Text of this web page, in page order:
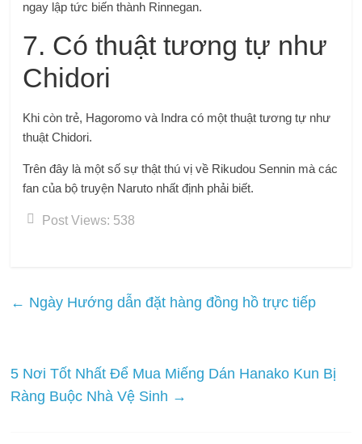
ngay lập tức biến thành Rinnegan.
7. Có thuật tương tự như
Chidori
Khi còn trẻ, Hagoromo và Indra có một thuật tương tự như
thuật Chidori.
Trên đây là một số sự thật thú vị về Rikudou Sennin mà các
fan của bộ truyện Naruto nhất định phải biết.
Post Views: 538
← Ngày Hướng dẫn đặt hàng đồng hồ trực tiếp
5 Nơi Tốt Nhất Để Mua Miếng Dán Hanako Kun Bị
Ràng Buộc Nhà Vệ Sinh →